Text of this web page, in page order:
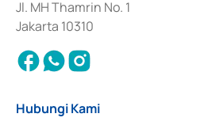
Jl. MH Thamrin No. 1
Jakarta 10310
Hubungi Kami